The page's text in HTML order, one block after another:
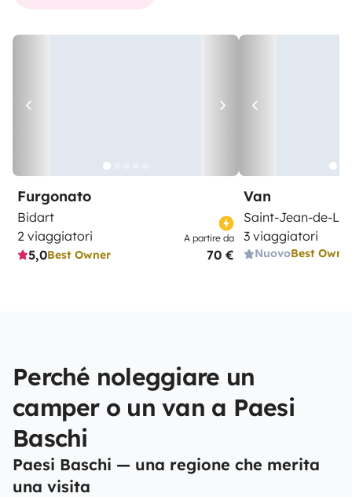
Furgonato
Bidart
2 viaggiatori
5,0Best Owner
A partire da
70 €
Van
Saint-Jean-de-Luz
3 viaggiatori
NuovoBest
Perché noleggiare un
camper o un van a Paesi
Baschi
Paesi Baschi — una regione che merita
una visita